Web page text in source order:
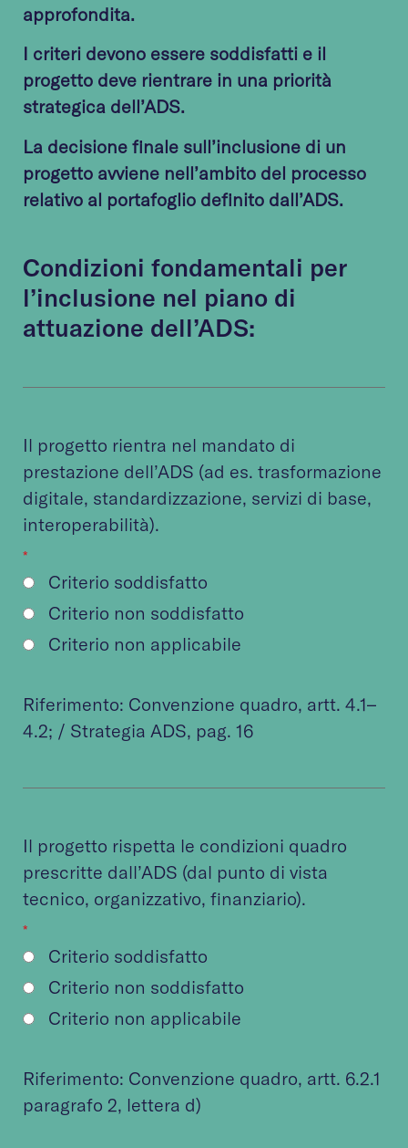
approfondita.
I criteri devono essere soddisfatti e il
progetto deve rientrare in una priorità
strategica dell’ADS.
La decisione finale sull’inclusione di un
progetto avviene nell’ambito del processo
relativo al portafoglio definito dall’ADS.
Condizioni fondamentali per
l’inclusione nel piano di
attuazione dell’ADS:
Il progetto rientra nel mandato di
prestazione dell’ADS (ad es. trasformazione
digitale, standardizzazione, servizi di base,
interoperabilità).
*
Criterio soddisfatto
Criterio non soddisfatto
Criterio non applicabile
Riferimento: Convenzione quadro, artt. 4.1–
4.2; / Strategia ADS, pag. 16
Il progetto rispetta le condizioni quadro
prescritte dall’ADS (dal punto di vista
tecnico, organizzativo, finanziario).
*
Criterio soddisfatto
Criterio non soddisfatto
Criterio non applicabile
Riferimento: Convenzione quadro, artt. 6.2.1
paragrafo 2, lettera d)